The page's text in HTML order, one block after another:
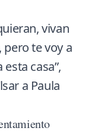
vivan
te voy a
casa”,
a Paula